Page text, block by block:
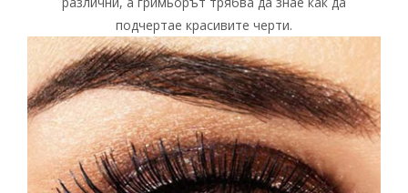
подчертае красивите черти.